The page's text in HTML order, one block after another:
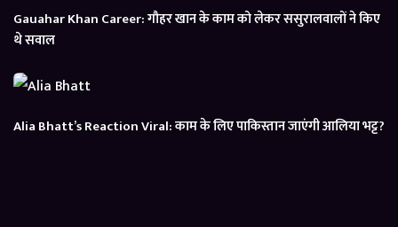
Gauahar Khan Career: गौहर खान के काम को लेकर ससुरालवालों ने किए
थे सवाल
Alia Bhatt’s Reaction Viral: काम के लिए पाकिस्तान जाएंगी आलिया भट्ट?